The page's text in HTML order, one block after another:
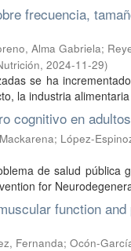
frecuencia,
Alma Gabriela;
, 2024-11-29)
se ha
la industria
cognitivo en
; López-
de salud
for
function
Fernanda; Ocón-